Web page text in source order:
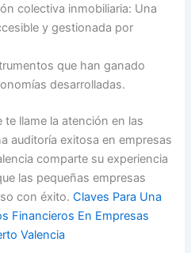
colectiva inmobiliaria: Una
y gestionada por
que han ganado
desarrolladas.
llame la atención en las
auditoría exitosa en empresas
comparte su experiencia
las pequeñas empresas
con éxito.Claves Para Una
Financieros En Empresas
Valencia